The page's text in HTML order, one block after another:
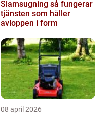
Slamsugning så fungerar
tjänsten som håller
avloppen i form
08 april 2026